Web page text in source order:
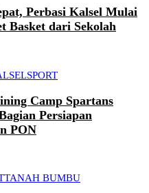
Perbasi Kalsel Mulai
Basket dari Sekolah
SPORT
Camp Spartans
Persiapan
PON
TANAH BUMBU